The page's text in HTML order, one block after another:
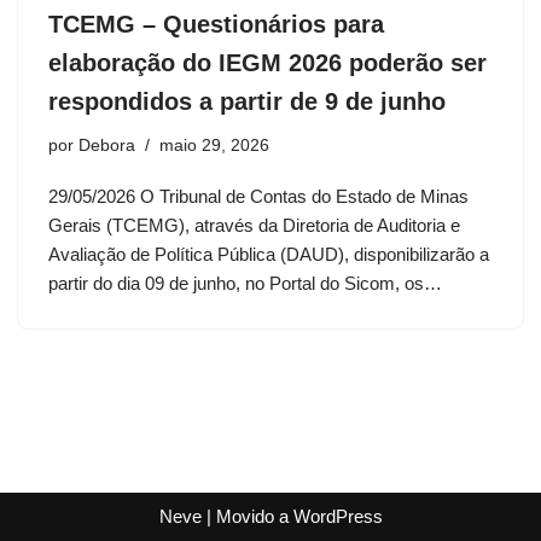
TCEMG – Questionários para
elaboração do IEGM 2026 poderão ser
respondidos a partir de 9 de junho
por Debora maio 29, 2026
29/05/2026 O Tribunal de Contas do Estado de Minas
Gerais (TCEMG), através da Diretoria de Auditoria e
Avaliação de Política Pública (DAUD), disponibilizarão a
partir do dia 09 de junho, no Portal do Sicom, os…
Neve| Movido a WordPress